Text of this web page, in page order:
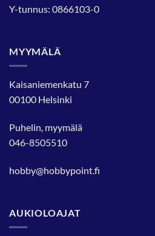
Y-tunnus: 0866103-0
MYYMÄLÄ
Kaisaniemenkatu 7
00100 Helsinki
Puhelin, myymälä
046-8505510
hobby@hobbypoint.fi
AUKIOLOAJAT